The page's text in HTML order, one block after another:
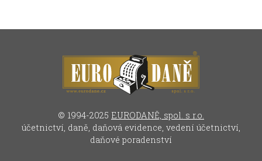
© 1994-2025 EURODANĚ, spol. s r.o.
účetnictví, daně, daňová evidence, vedení účetnictví,
daňové poradenství